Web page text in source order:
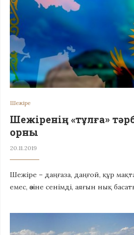
Шежіре
Шежіренің «тұлға»
орны
20.11.2019
Шежіре – даңғаза, даңғой, құр
емес, өзіне сенімді, аяғын нық